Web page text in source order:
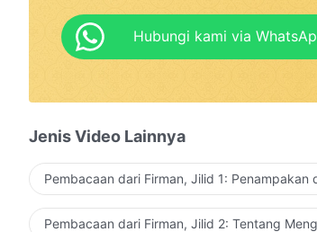
Hubungi kami via
Jenis Video Lainnya
Pembacaan dari Firman, Jilid 1: Penampakan
Pembacaan dari Firman, Jilid 2: Tentang